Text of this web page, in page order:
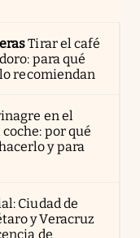
Tirar el café
para qué
recomiendan
en el
por qué
y para
Ciudad de
y Veracruz
de